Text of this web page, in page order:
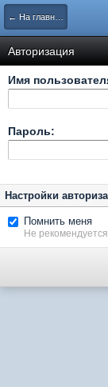
← На главную страницу
Авторизация
Имя
Пароль:
Настройки
Помнить меня
Не